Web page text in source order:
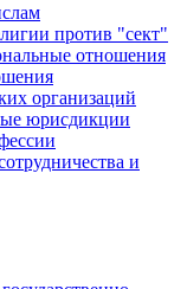
против "сект"
отношения
организаций
юрисдикции
и